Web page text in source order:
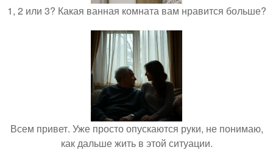
1, 2 или 3? Какая ванная комната вам нравится больше?
Всем привет. Уже просто опускаются руки, не понимаю,
как дальше жить в этой ситуации.